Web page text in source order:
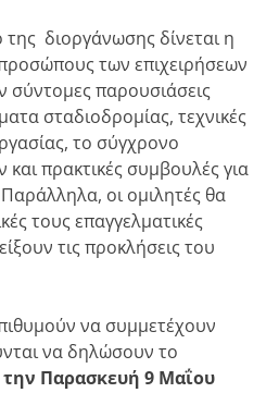
της διοργάνωσης δίνεται η
των επιχειρήσεων
παρουσιάσεις
σταδιοδρομίας, τεχνικές
το σύγχρονο
πρακτικές συμβουλές για
οι ομιλητές θα
τους επαγγελματικές
τις προκλήσεις του
να συμμετέχουν
να δηλώσουν το
Παρασκευή 9 Μαΐου